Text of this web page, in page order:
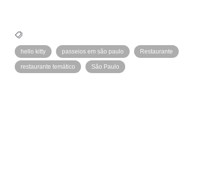
hello kitty passeios em são paulo Restaurante
restaurante temático São Paulo